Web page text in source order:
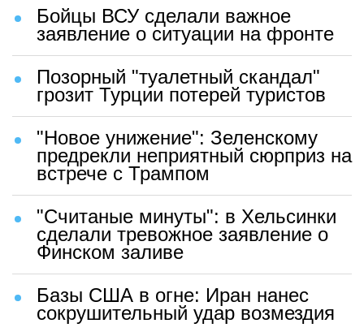
Бойцы ВСУ сделали важное
заявление о ситуации на фронте
Позорный "туалетный скандал"
грозит Турции потерей туристов
"Новое унижение": Зеленскому
предрекли неприятный сюрприз на
встрече с Трампом
"Считаные минуты": в Хельсинки
сделали тревожное заявление о
Финском заливе
Базы США в огне: Иран нанес
сокрушительный удар возмездия